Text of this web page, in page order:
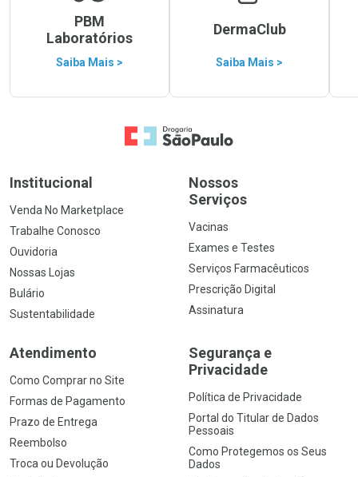
PBM
Laboratórios
Saiba Mais >
DermaClub
Saiba Mais >
Ir para a Home
Institucional
Venda No Marketplace
Trabalhe Conosco
Ouvidoria
Nossas Lojas
Bulário
Sustentabilidade
Nossos
Serviços
Vacinas
Exames e Testes
Serviços Farmacêuticos
Prescrição Digital
Assinatura
Atendimento
Como Comprar no Site
Formas de Pagamento
Prazo de Entrega
Reembolso
Troca ou Devolução
Segurança e
Privacidade
Política de Privacidade
Portal do Titular de Dados
Pessoais
Como Protegemos os Seus
Dados